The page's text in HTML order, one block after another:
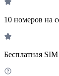
10 номеров на
Бесплатная